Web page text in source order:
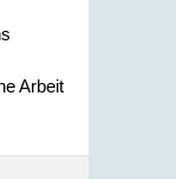
Arbeit